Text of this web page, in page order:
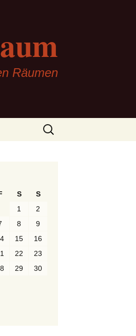
Räumen
Suchen
nach:
S
S
1
2
8
9
15
16
22
23
29
30